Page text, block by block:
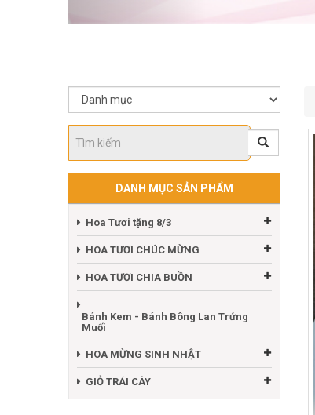
DANH MỤC SẢN PHẨM
Hoa Tươi tặng 8/3
HOA TƯƠI CHÚC MỪNG
HOA TƯƠI CHIA BUỒN
Bánh Kem - Bánh Bông Lan Trứng
Muối
HOA MỪNG SINH NHẬT
GIỎ TRÁI CÂY